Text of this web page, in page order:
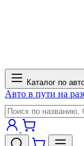
Каталог по
Авто в пути на